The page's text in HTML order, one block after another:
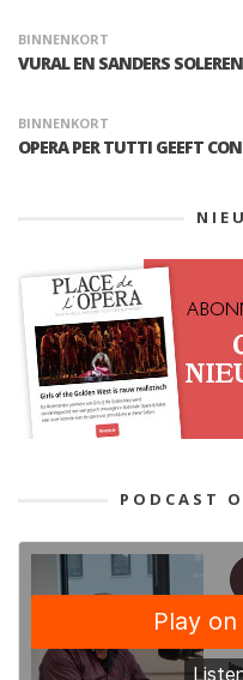
BINNENKORT
VURAL EN SANDERS
BINNENKORT
OPERA PER TUTTI GEEFT
PODCAST